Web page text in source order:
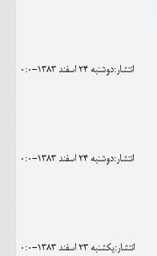
انتشار:دوشنبه 24 اسفند 1383-0:0
انتشار:دوشنبه 24 اسفند 1383-0:0
انتشار:يکشنبه 23 اسفند 1383-0:0